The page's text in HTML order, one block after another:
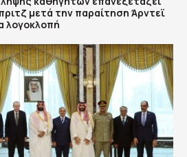
μετά την παραίτηση Άρντεϊ
λογοκλοπή